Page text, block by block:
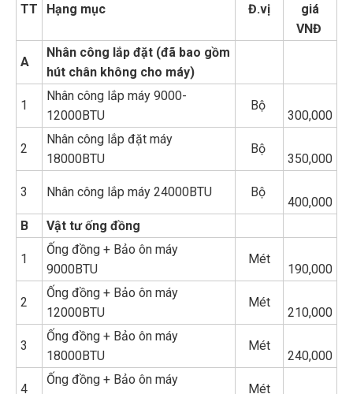
TT Hạng mục Đ.vị
giá
VNĐ
A
Nhân công lắp đặt (đã bao gồm
hút chân không cho máy)
1
Nhân công lắp máy 9000-
12000BTU
Bộ
300,000
2
Nhân công lắp đặt máy
18000BTU
Bộ
350,000
3 Nhân công lắp máy 24000BTU Bộ
400,000
B
Vật tư ống đồng
1
Ống đồng + Bảo ôn máy
9000BTU
Mét
190,000
2
Ống đồng + Bảo ôn máy
12000BTU
Mét
210,000
3
Ống đồng + Bảo ôn máy
18000BTU
Mét
240,000
4
Ống đồng + Bảo ôn máy
Mét